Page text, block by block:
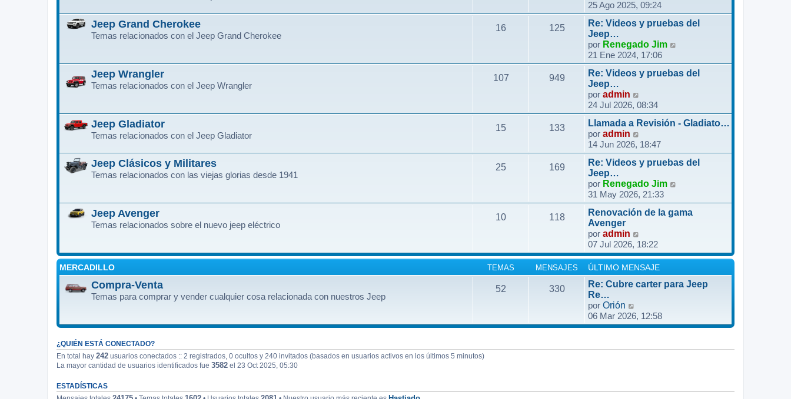
j
e
e
n
s
a
j
e
t
i
o
m
e
n
a
j
e
r
ú
i
m
n
s
j
e
25 Ago 2025, 09:24
Jeep Grand Cherokee
Temas relacionados con el Jeep Grand Cherokee
16 125
Re: Videos y pruebas del
Jeep…
por Renegado Jim
r
ú
i
m
e
n
j
e
21 Ene 2024, 17:06
Jeep Wrangler
Temas relacionados con el Jeep Wrangler
107 949
Re: Videos y pruebas del
Jeep…
por admin
e
r
ú
l
t
i
o
m
e
n
a
j
e
24 Jul 2026, 08:34
Jeep Gladiator
Temas relacionados con el Jeep Gladiator
15 133
Llamada a Revisión - Gladiato…
por admin
e
r
ú
l
t
i
m
e
n
s
a
j
14 Jun 2026, 18:47
Jeep Clásicos y Militares
Temas relacionados con las viejas glorias desde 1941
25 169
Re: Videos y pruebas del
Jeep…
por Renegado Jim
r
ú
i
m
o
m
a
e
31 May 2026, 21:33
Jeep Avenger
Temas relacionados sobre el nuevo jeep eléctrico
10 118
Renovación de la gama
Avenger
por admin
e
r
ú
l
t
m
o
j
07 Jul 2026, 18:22
MERCADILLO TEMAS MENSAJES ÚLTIMO MENSAJE
Compra-Venta
Temas para comprar y vender cualquier cosa relacionada con nuestros Jeep
52 330
Re: Cubre carter para Jeep
Re…
por Orión
e
r
l
o
06 Mar 2026, 12:58
¿QUIÉN ESTÁ CONECTADO?
En total hay 242 usuarios conectados :: 2 registrados, 0 ocultos y 240 invitados (basados en usuarios activos en los últimos 5 minutos)
La mayor cantidad de usuarios identificados fue 3582 el 23 Oct 2025, 05:30
ESTADÍSTICAS